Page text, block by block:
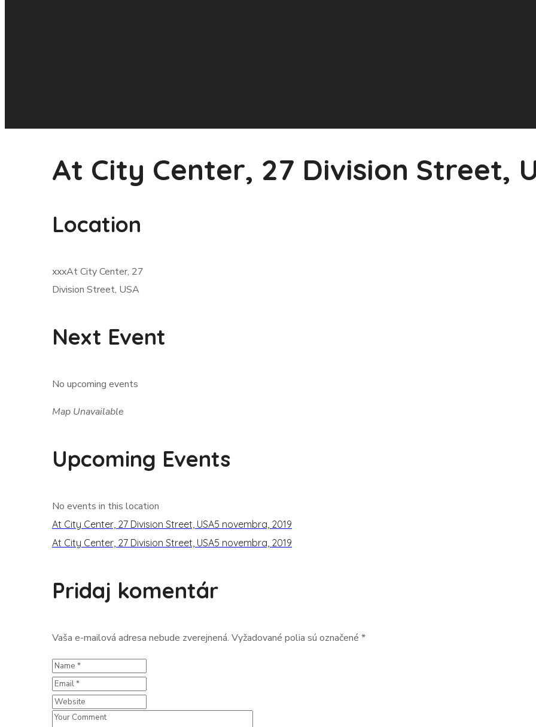
At City Center, 27 Division Street,
Location
xxxAt City Center, 27
Division Street, USA
Next Event
No upcoming events
Map Unavailable
Upcoming Events
No events in this location
At City Center, 27 Division Street, USA5 novembra, 2019
At City Center, 27 Division Street, USA5 novembra, 2019
Pridaj komentár
Vaša e-mailová adresa nebude zverejnená. Vyžadované polia sú označené *